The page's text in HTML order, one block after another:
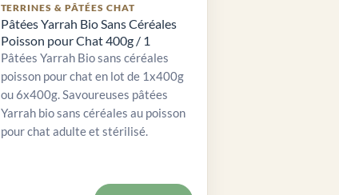
TERRINES & PÂTÉES CHAT
Pâtées Yarrah Bio Sans Céréales
Poisson pour Chat 400g / 1
Pâtées Yarrah Bio sans céréales
poisson pour chat en lot de 1x400g
ou 6x400g. Savoureuses pâtées
Yarrah bio sans céréales au poisson
pour chat adulte et stérilisé.